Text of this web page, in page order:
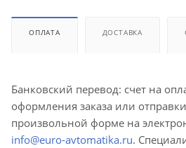
ОПЛАТА ДОСТАВКА
Банковский перевод: счет на
оформления заказа или
произвольной форме на
info@euro-avtomatika.ru.